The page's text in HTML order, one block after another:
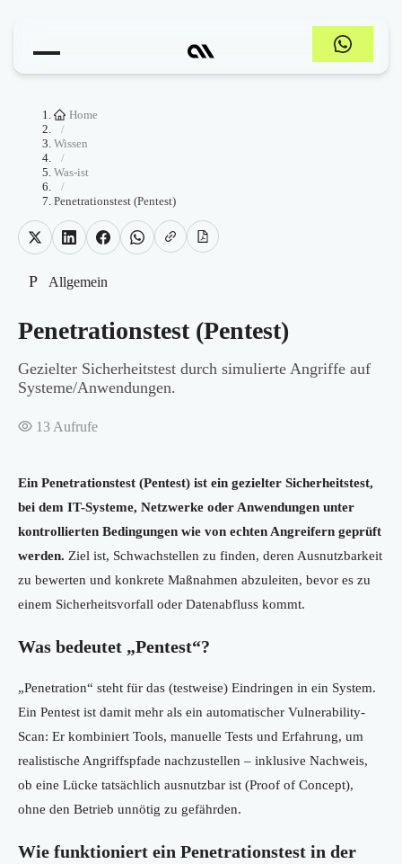
Home
/
Wissen
/
Was-ist
/
Penetrationstest (Pentest)
P Allgemein
Penetrationstest (Pentest)
Gezielter Sicherheitstest durch simulierte Angriffe auf
Systeme/Anwendungen.
13 Aufrufe
Ein Penetrationstest (Pentest) ist ein gezielter Sicherheitstest,
bei dem IT-Systeme, Netzwerke oder Anwendungen unter
kontrollierten Bedingungen wie von echten Angreifern geprüft
werden. Ziel ist, Schwachstellen zu finden, deren Ausnutzbarkeit
zu bewerten und konkrete Maßnahmen abzuleiten, bevor es zu
einem Sicherheitsvorfall oder Datenabfluss kommt.
Was bedeutet „Pentest“?
„Penetration“ steht für das (testweise) Eindringen in ein System.
Ein Pentest ist damit mehr als ein automatischer Vulnerability-
Scan: Er kombiniert Tools, manuelle Tests und Erfahrung, um
realistische Angriffspfade nachzustellen – inklusive Nachweis,
ob eine Lücke tatsächlich ausnutzbar ist (Proof of Concept),
ohne den Betrieb unnötig zu gefährden.
Wie funktioniert ein Penetrationstest in der